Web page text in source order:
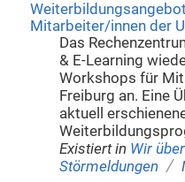
Mitarbeiter/innen der
Das
& E-Learning
Workshops für
Freiburg an. Eine
aktuell
Existiert in Wir
Störmeldungen /